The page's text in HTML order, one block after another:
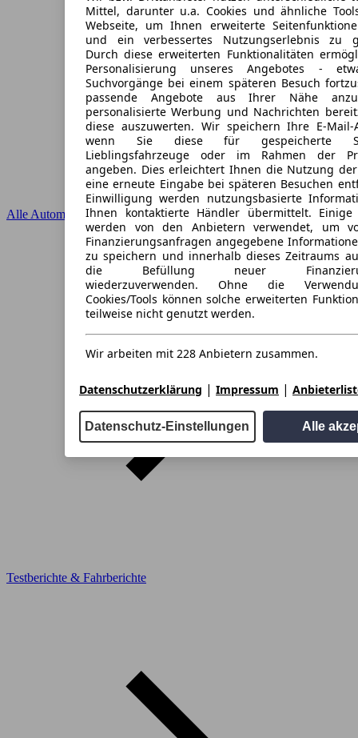
Mittel, darunter u.a. Cookies und ähnliche
Webseite, um Ihnen erweiterte
und ein verbessertes Nutzungserlebnis zu
Durch diese erweiterten Funktionalitäten
Personalisierung unseres Angebotes -
Suchvorgänge bei einem späteren Besuch
passende Angebote aus Ihrer Nähe
personalisierte Werbung und Nachrichten
diese auszuwerten. Wir speichern Ihre E-Mail-
wenn Sie diese für gespeicherte
Lieblingsfahrzeuge oder im Rahmen der
angeben. Dies erleichtert Ihnen die Nutzung
eine erneute Eingabe bei späteren Besuchen
Einwilligung werden nutzungsbasierte
Ihnen kontaktierte Händler übermittelt. Einige
werden von den Anbietern verwendet, um
Finanzierungsanfragen angegebene
zu speichern und innerhalb dieses Zeitraums
die Befüllung neuer
wiederzuverwenden. Ohne die
Cookies/Tools können solche erweiterten
teilweise nicht genutzt werden.
Wir arbeiten mit 228 Anbietern zusammen.
Datenschutzerklärung | Impressum |
Datenschutz-Einstellungen Alle
Alle Automarken
Testberichte & Fahrberichte